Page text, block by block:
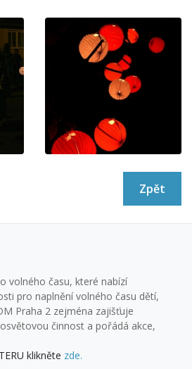
Zpět
volného času, které nabízí
pro naplnění volného času dětí,
Praha 2 zejména zajišťuje
činnost a pořádá akce,
klikněte zde.